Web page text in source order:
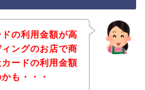
の利用金額が高
ングのお店で商
ードの利用金額
も・・・